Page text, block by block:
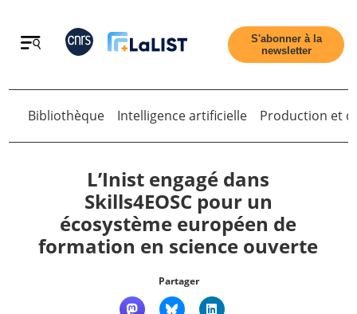
Retour
Accueil
S'abonner à la
newsletter
Retour
Bibliothèque Intelligence artificielle Production et
L’Inist engagé dans
Skills4EOSC pour un
écosystème européen de
formation en science ouverte
Partager